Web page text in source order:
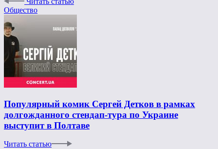
Общество
Популярный комик Сергей Детков в рамках
долгожданного стендап-тура по Украине
выступит в Полтаве
Читать статью